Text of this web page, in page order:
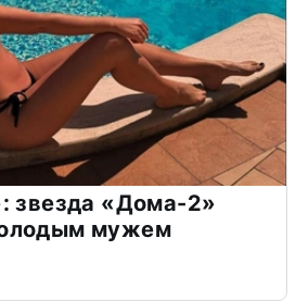
звезда «Дома-2»
мужем